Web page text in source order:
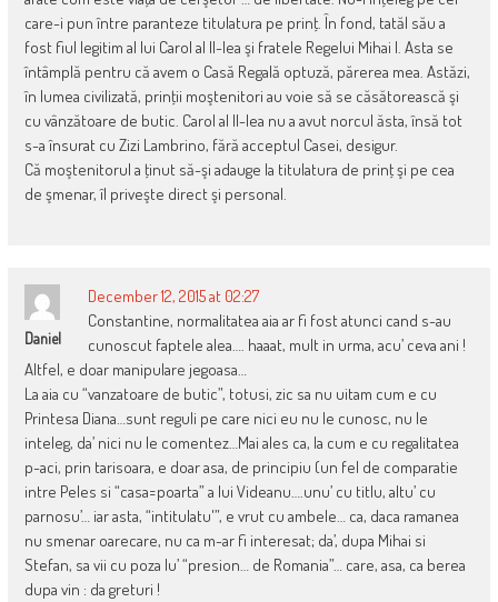
care-i pun între paranteze titulatura pe prinţ. În fond, tatăl său a
fost fiul legitim al lui Carol al II-lea şi fratele Regelui Mihai I. Asta se
întâmplă pentru că avem o Casă Regală optuză, părerea mea. Astăzi,
în lumea civilizată, prinţii moştenitori au voie să se căsătorească şi
cu vânzătoare de butic. Carol al II-lea nu a avut norcul ăsta, însă tot
s-a însurat cu Zizi Lambrino, fără acceptul Casei, desigur.
Că moştenitorul a ţinut să-şi adauge la titulatura de prinţ şi pe cea
de şmenar, îl priveşte direct şi personal.
Daniel
December 12, 2015 at 02:27
Constantine, normalitatea aia ar fi fost atunci cand s-au
cunoscut faptele alea…. haaat, mult in urma, acu’ ceva ani !
Altfel, e doar manipulare jegoasa…
La aia cu “vanzatoare de butic”, totusi, zic sa nu uitam cum e cu
Printesa Diana…sunt reguli pe care nici eu nu le cunosc, nu le
inteleg, da’ nici nu le comentez…Mai ales ca, la cum e cu regalitatea
p-aci, prin tarisoara, e doar asa, de principiu (un fel de comparatie
intre Peles si “casa=poarta” a lui Videanu….unu’ cu titlu, altu’ cu
parnosu’… iar asta, “intitulatu'”, e vrut cu ambele… ca, daca ramanea
nu smenar oarecare, nu ca m-ar fi interesat; da’, dupa Mihai si
Stefan, sa vii cu poza lu’ “presion… de Romania”… care, asa, ca berea
dupa vin : da greturi !